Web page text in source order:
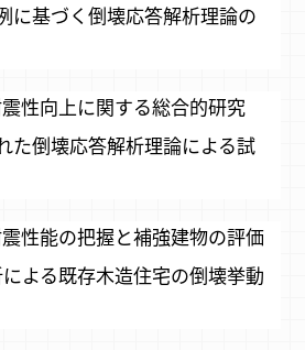
基づく倒壊応答解析理論の
性向上に関する総合的研究
倒壊応答解析理論による試
性能の把握と補強建物の評価
よる既存木造住宅の倒壊挙動